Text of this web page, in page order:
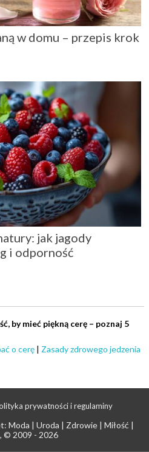
w domu – przepis krok
jak jagody
i odporność
by mieć piękną cerę – poznaj 5
o cerę | Zasady zdrowego jedzenia
prywatności i regulaminy
Moda | Uroda | Zdrowie | Miłość |
, © 2009 - 2026